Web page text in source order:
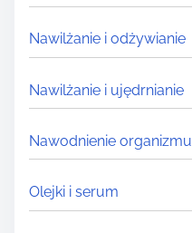
Nawilżanie i odżywianie
Nawilżanie i ujędrnianie
Nawodnienie organizmu
Olejki i serum